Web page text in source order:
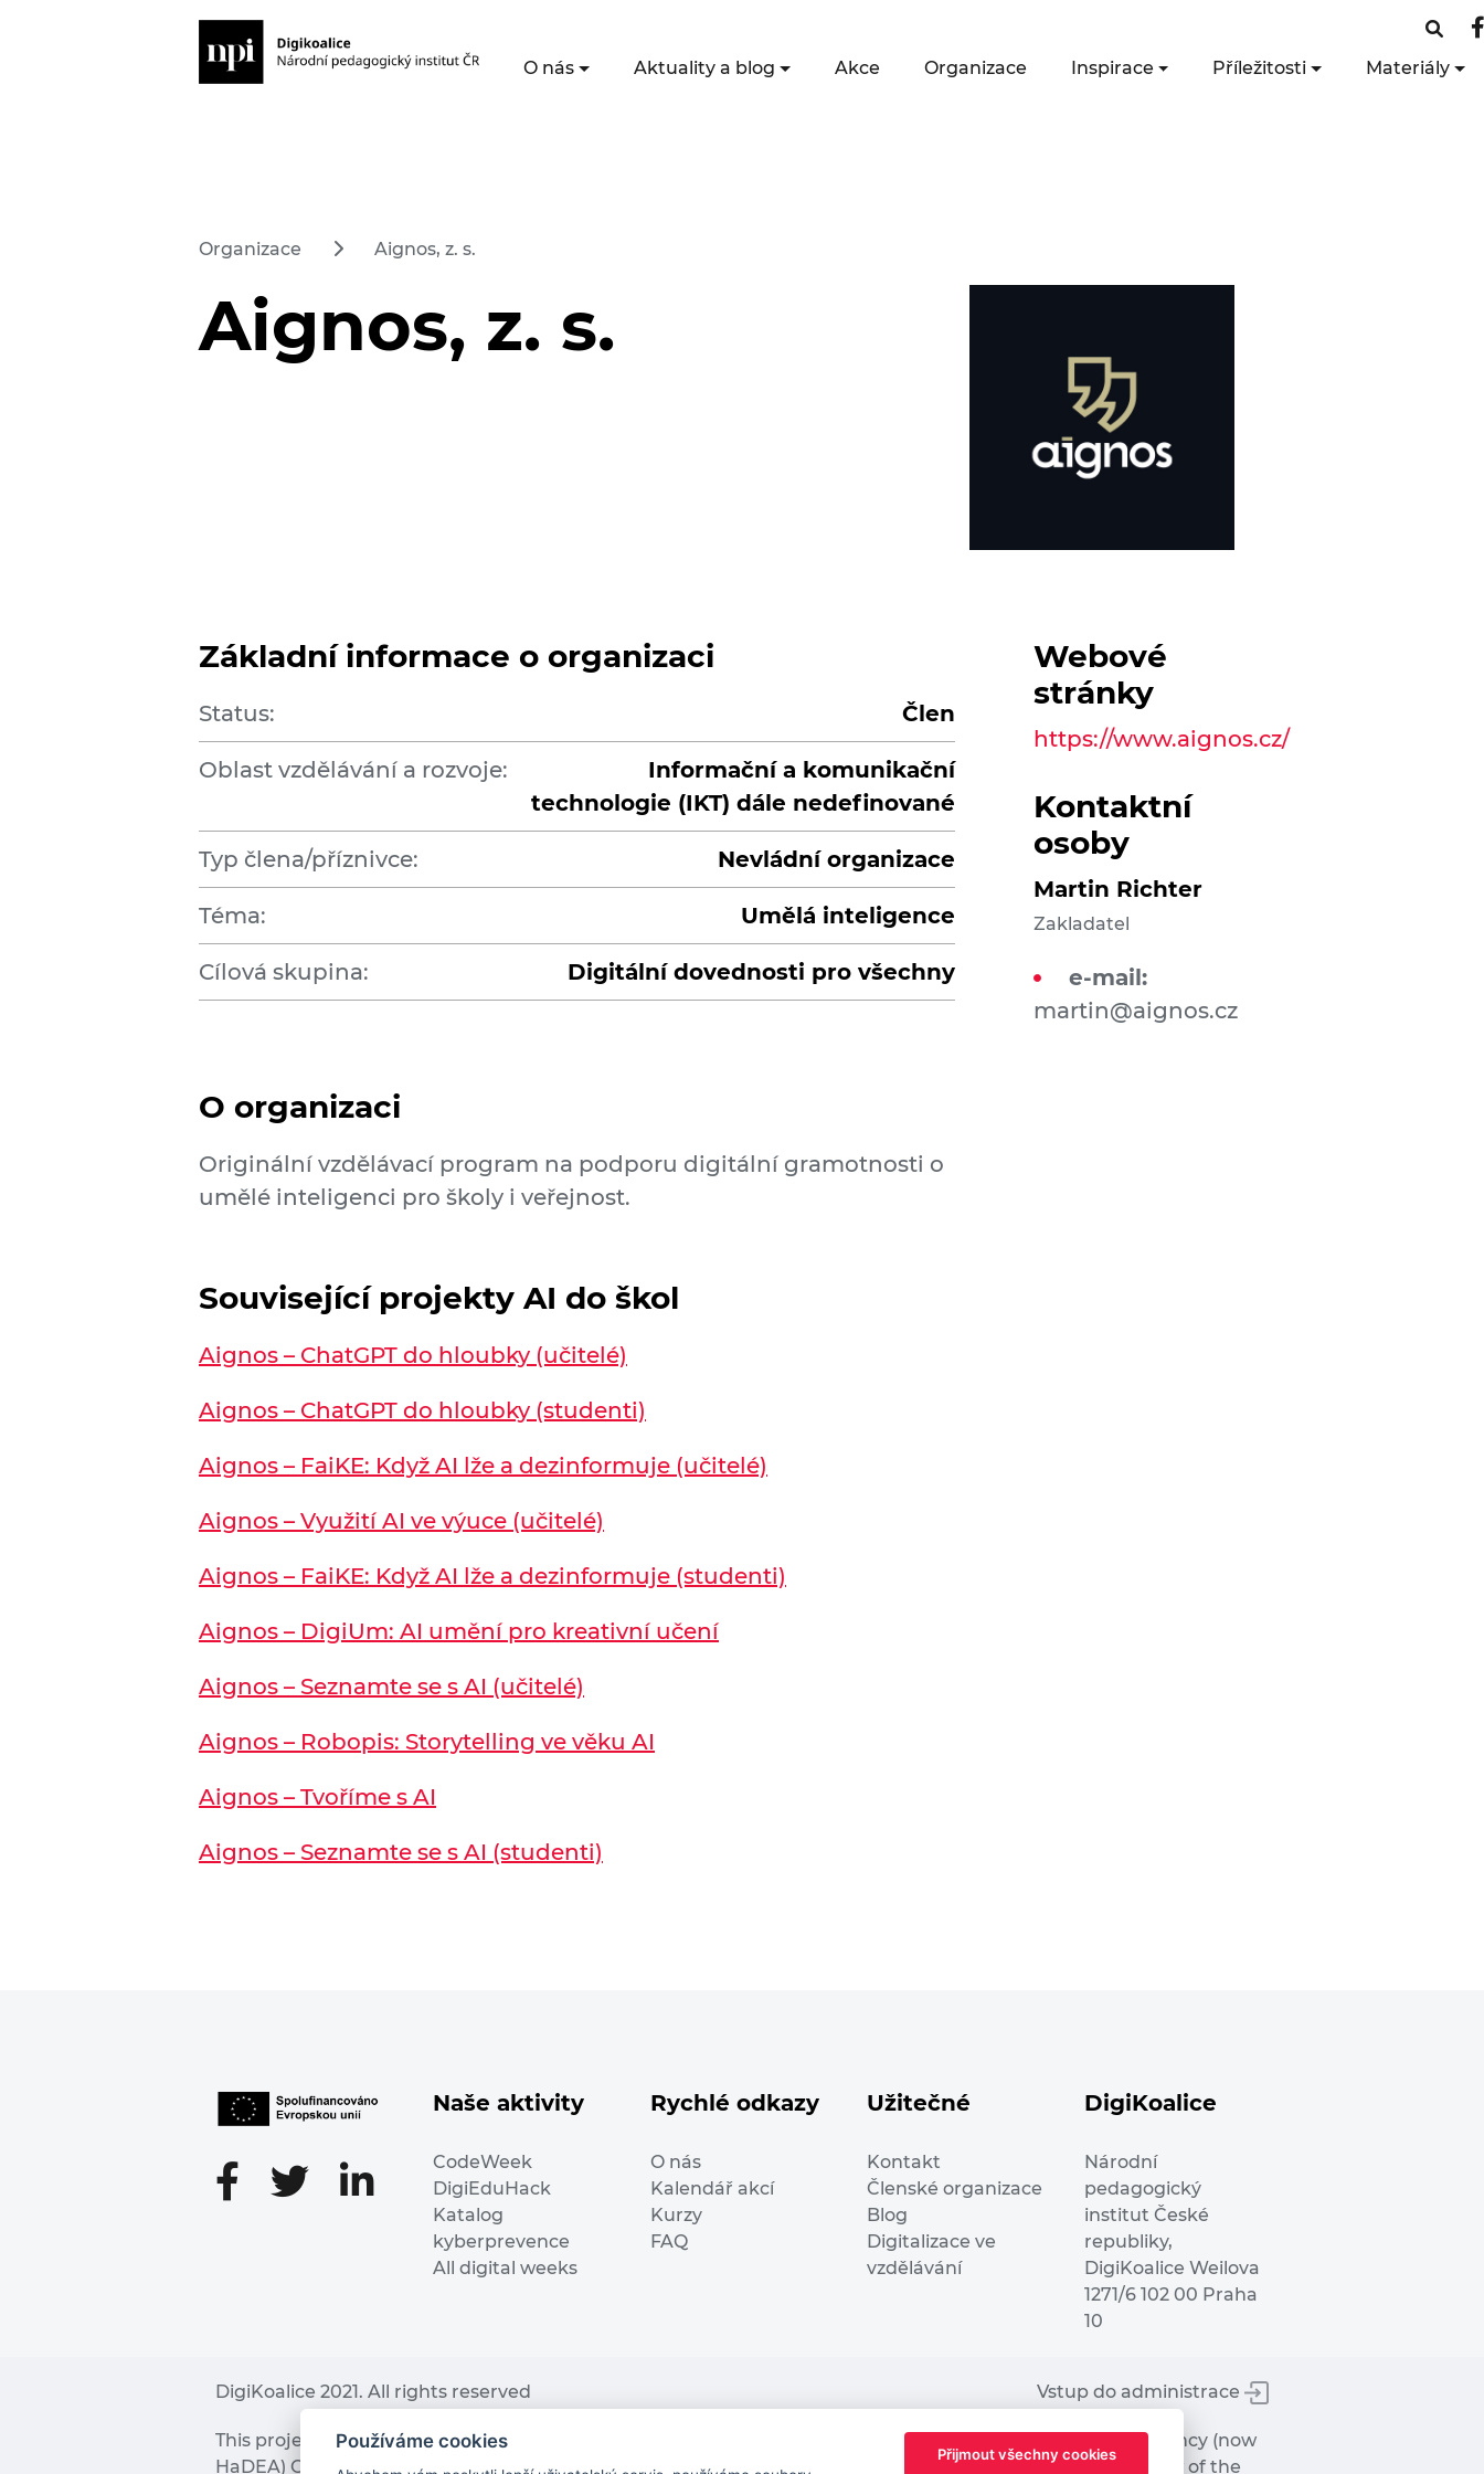
O nás Aktuality a blog Akce Organizace Inspirace Příležitosti Materiály
Organizace Aignos, z. s.
Aignos, z. s.
Základní informace o organizaci
Status: Člen
Oblast vzdělávání a rozvoje:
Informační a komunikační
technologie (IKT) dále nedefinované
Typ člena/příznivce: Nevládní organizace
Téma: Umělá inteligence
Cílová skupina: Digitální dovednosti pro všechny
O organizaci
Originální vzdělávací program na podporu digitální gramotnosti o
umělé inteligenci pro školy i veřejnost.
Související projekty AI do škol
Aignos – ChatGPT do hloubky (učitelé)
Aignos – ChatGPT do hloubky (studenti)
Aignos – FaiKE: Když AI lže a dezinformuje (učitelé)
Aignos – Využití AI ve výuce (učitelé)
Aignos – FaiKE: Když AI lže a dezinformuje (studenti)
Aignos – DigiUm: AI umění pro kreativní učení
Aignos – Seznamte se s AI (učitelé)
Aignos – Robopis: Storytelling ve věku AI
Aignos – Tvoříme s AI
Aignos – Seznamte se s AI (studenti)
Webové
stránky
https://www.aignos.cz/
Kontaktní
osoby
Martin Richter
Zakladatel
e-mail:
martin@aignos.cz
Naše aktivity
CodeWeek
DigiEduHack
Katalog
kyberprevence
All digital weeks
Rychlé odkazy
O nás
Kalendář akcí
Kurzy
FAQ
Užitečné
Kontakt
Členské organizace
Blog
Digitalizace ve
vzdělávání
DigiKoalice
Národní
pedagogický
institut České
republiky,
DigiKoalice Weilova
1271/6 102 00 Praha
10
DigiKoalice 2021. All rights reserved Vstup do administrace
This project has received funding from the European Commission Innovation and Networks Executive Agency (now
HaDEA) CEF TELECOM Calls 2019. This website reflects only the author’s view. It does not represent the view of the
Používáme cookies
Přijmout všechny cookies